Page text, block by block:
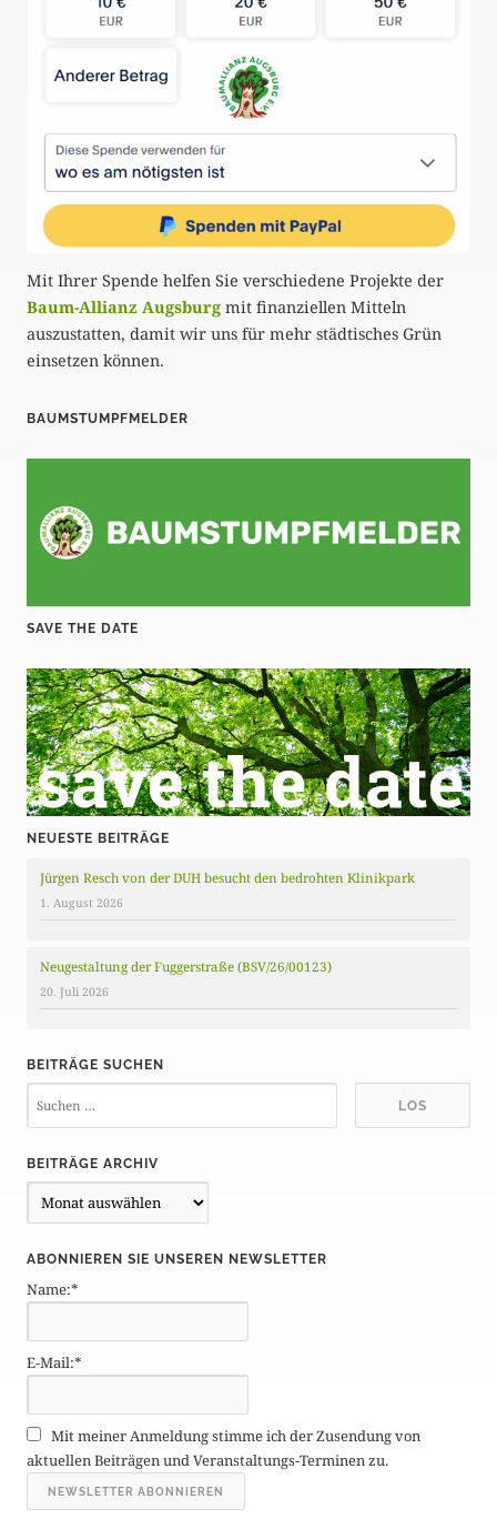
Mit Ihrer Spende helfen Sie verschiedene Projekte der
Baum-Allianz Augsburg mit finanziellen Mitteln
auszustatten, damit wir uns für mehr städtisches Grün
einsetzen können.
BAUMSTUMPFMELDER
SAVE THE DATE
NEUESTE BEITRÄGE
Jürgen Resch von der DUH besucht den bedrohten Klinikpark
1. August 2026
Neugestaltung der Fuggerstraße (BSV/26/00123)
20. Juli 2026
BEITRÄGE SUCHEN
BEITRÄGE ARCHIV
e
t
r
g
e
r
c
h
v
ABONNIEREN SIE UNSEREN NEWSLETTER
Name:*
E-Mail:*
Mit meiner Anmeldung stimme ich der Zusendung von
aktuellen Beiträgen und Veranstaltungs-Terminen zu.